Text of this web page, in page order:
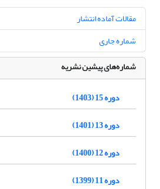
مقالات آماده انتشار
شماره جاری
شماره‌های پیشین نشریه
دوره 15 (1403)
دوره 13 (1401)
دوره 12 (1400)
دوره 11 (1399)